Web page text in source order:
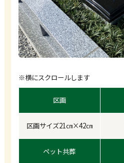
※横にスクロールします
区画
区画サイズ21㎝×42㎝
ペット共葬